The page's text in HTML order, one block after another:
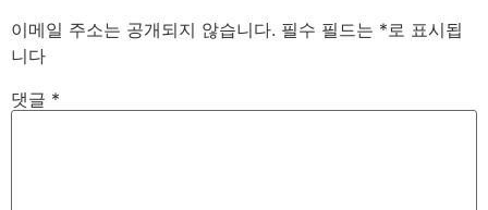
이메일 주소는 공개되지 않습니다. 필수 필드는 *로 표시됩
니다
댓글 *